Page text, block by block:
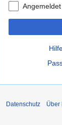
Datenschutz Über